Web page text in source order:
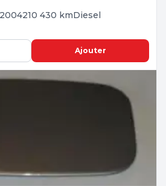
2004210 430 kmDiesel
Ajouter